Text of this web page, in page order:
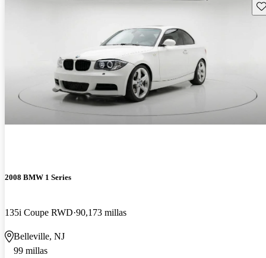
2008 BMW 1 Series
135i Coupe RWD 90,173 millas
Belleville, NJ
99 millas